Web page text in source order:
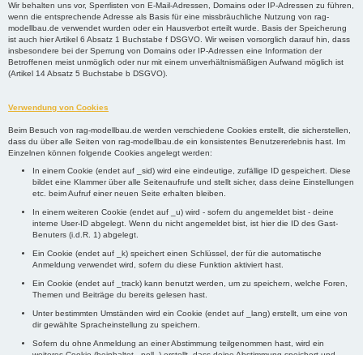
Wir behalten uns vor, Sperrlisten von E-Mail-Adressen, Domains oder IP-Adressen zu führen,
wenn die entsprechende Adresse als Basis für eine missbräuchliche Nutzung von rag-
modellbau.de verwendet wurden oder ein Hausverbot erteilt wurde. Basis der Speicherung
ist auch hier Artikel 6 Absatz 1 Buchstabe f DSGVO. Wir weisen vorsorglich darauf hin, dass
insbesondere bei der Sperrung von Domains oder IP-Adressen eine Information der
Betroffenen meist unmöglich oder nur mit einem unverhältnismäßigen Aufwand möglich ist
(Artikel 14 Absatz 5 Buchstabe b DSGVO).
Verwendung von Cookies
Beim Besuch von rag-modellbau.de werden verschiedene Cookies erstellt, die sicherstellen,
dass du über alle Seiten von rag-modellbau.de ein konsistentes Benutzererlebnis hast. Im
Einzelnen können folgende Cookies angelegt werden:
In einem Cookie (endet auf _sid) wird eine eindeutige, zufällige ID gespeichert. Diese
bildet eine Klammer über alle Seitenaufrufe und stellt sicher, dass deine Einstellungen
etc. beim Aufruf einer neuen Seite erhalten bleiben.
In einem weiteren Cookie (endet auf _u) wird - sofern du angemeldet bist - deine
interne User-ID abgelegt. Wenn du nicht angemeldet bist, ist hier die ID des Gast-
Benuters (i.d.R. 1) abgelegt.
Ein Cookie (endet auf _k) speichert einen Schlüssel, der für die automatische
Anmeldung verwendet wird, sofern du diese Funktion aktiviert hast.
Ein Cookie (endet auf _track) kann benutzt werden, um zu speichern, welche Foren,
Themen und Beiträge du bereits gelesen hast.
Unter bestimmten Umständen wird ein Cookie (endet auf _lang) erstellt, um eine von
dir gewählte Spracheinstellung zu speichern.
Sofern du ohne Anmeldung an einer Abstimmung teilgenommen hast, wird ein